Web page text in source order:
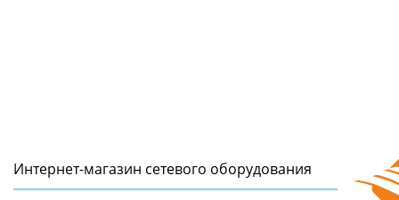
Интернет-магазин сетeвого оборудования